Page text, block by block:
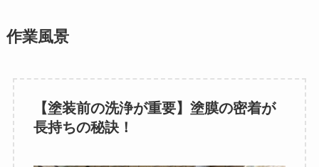
作業風景
【塗装前の洗浄が重要】塗膜の密着が
長持ちの秘訣！